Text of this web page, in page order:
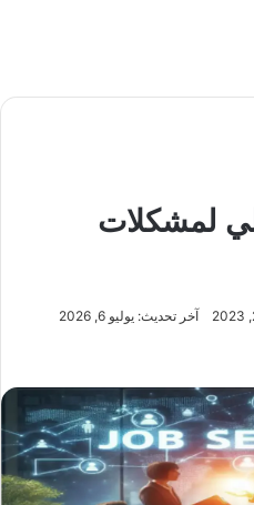
لمشكلات
آخر تحديث: يوليو 6, 2026